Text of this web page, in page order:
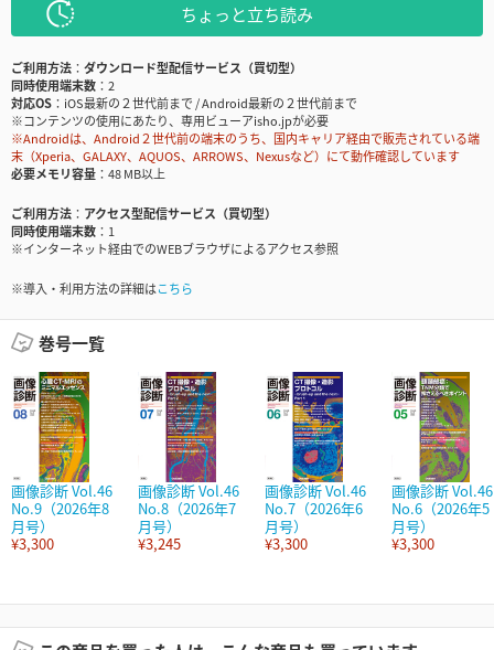
ちょっと立ち読み
ご利用方法
ダウンロード型配信サービス（買切型）
同時使用端末数
2
対応OS
iOS最新の２世代前まで / Android最新の２世代前まで
※コンテンツの使用にあたり、専用ビューアisho.jpが必要
※Androidは、Android２世代前の端末のうち、国内キャリア経由で販売されている端
末（Xperia、GALAXY、AQUOS、ARROWS、Nexusなど）にて動作確認しています
必要メモリ容量
48 MB以上
ご利用方法
アクセス型配信サービス（買切型）
同時使用端末数
1
※インターネット経由でのWEBブラウザによるアクセス参照
※導入・利用方法の詳細はこちら
巻号一覧
画像診断 Vol.46
No.9（2026年8
月号）
¥3,300
画像診断 Vol.46
No.8（2026年7
月号）
¥3,245
画像診断 Vol.46
No.7（2026年6
月号）
¥3,300
画像診断 Vol.46
No.6（2026年5
月号）
¥3,300